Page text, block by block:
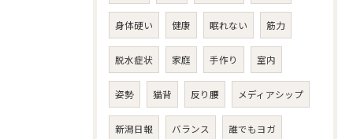
身体硬い 健康 眠れない 筋力
脱水症状 家庭 手作り 室内
姿勢 猫背 反り腰 メディアシップ
新潟日報 バランス 誰でもヨガ